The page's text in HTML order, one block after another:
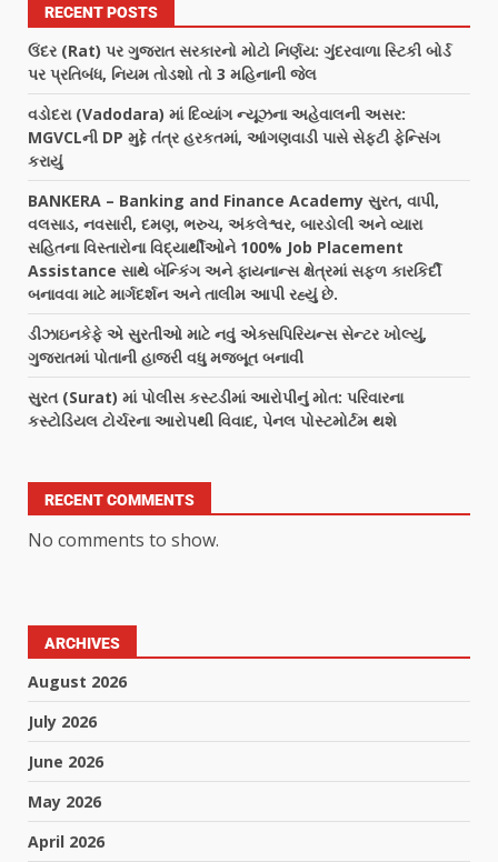
RECENT POSTS
ઉંદર (Rat) પર ગુજરાત સરકારનો મોટો નિર્ણય: ગુંદરવાળા સ્ટિકી બોર્ડ
પર પ્રતિબંધ, નિયમ તોડશો તો 3 મહિનાની જેલ
વડોદરા (Vadodara) માં દિવ્યાંગ ન્યૂઝના અહેવાલની અસર:
MGVCLની DP મુદ્દે તંત્ર હરકતમાં, આંગણવાડી પાસે સેફ્ટી ફેન્સિંગ
કરાયું
BANKERA – Banking and Finance Academy સુરત, વાપી,
વલસાડ, નવસારી, દમણ, ભરુચ, અંકલેશ્વર, બારડોલી અને વ્યારા
સહિતના વિસ્તારોના વિદ્યાર્થીઓને 100% Job Placement
Assistance સાથે બૅન્કિંગ અને ફાયનાન્સ ક્ષેત્રમાં સફળ કારકિર્દી
બનાવવા માટે માર્ગદર્શન અને તાલીમ આપી રહ્યું છે.
ડીઝાઇનકેફે એ સુરતીઓ માટે નવું એક્સપિરિયન્સ સેન્ટર ખોલ્યું,
ગુજરાતમાં પોતાની હાજરી વધુ મજબૂત બનાવી
સુરત (Surat) માં પોલીસ કસ્ટડીમાં આરોપીનું મોત: પરિવારના
કસ્ટોડિયલ ટોર્ચરના આરોપથી વિવાદ, પેનલ પોસ્ટમોર્ટમ થશે
RECENT COMMENTS
No comments to show.
ARCHIVES
August 2026
July 2026
June 2026
May 2026
April 2026